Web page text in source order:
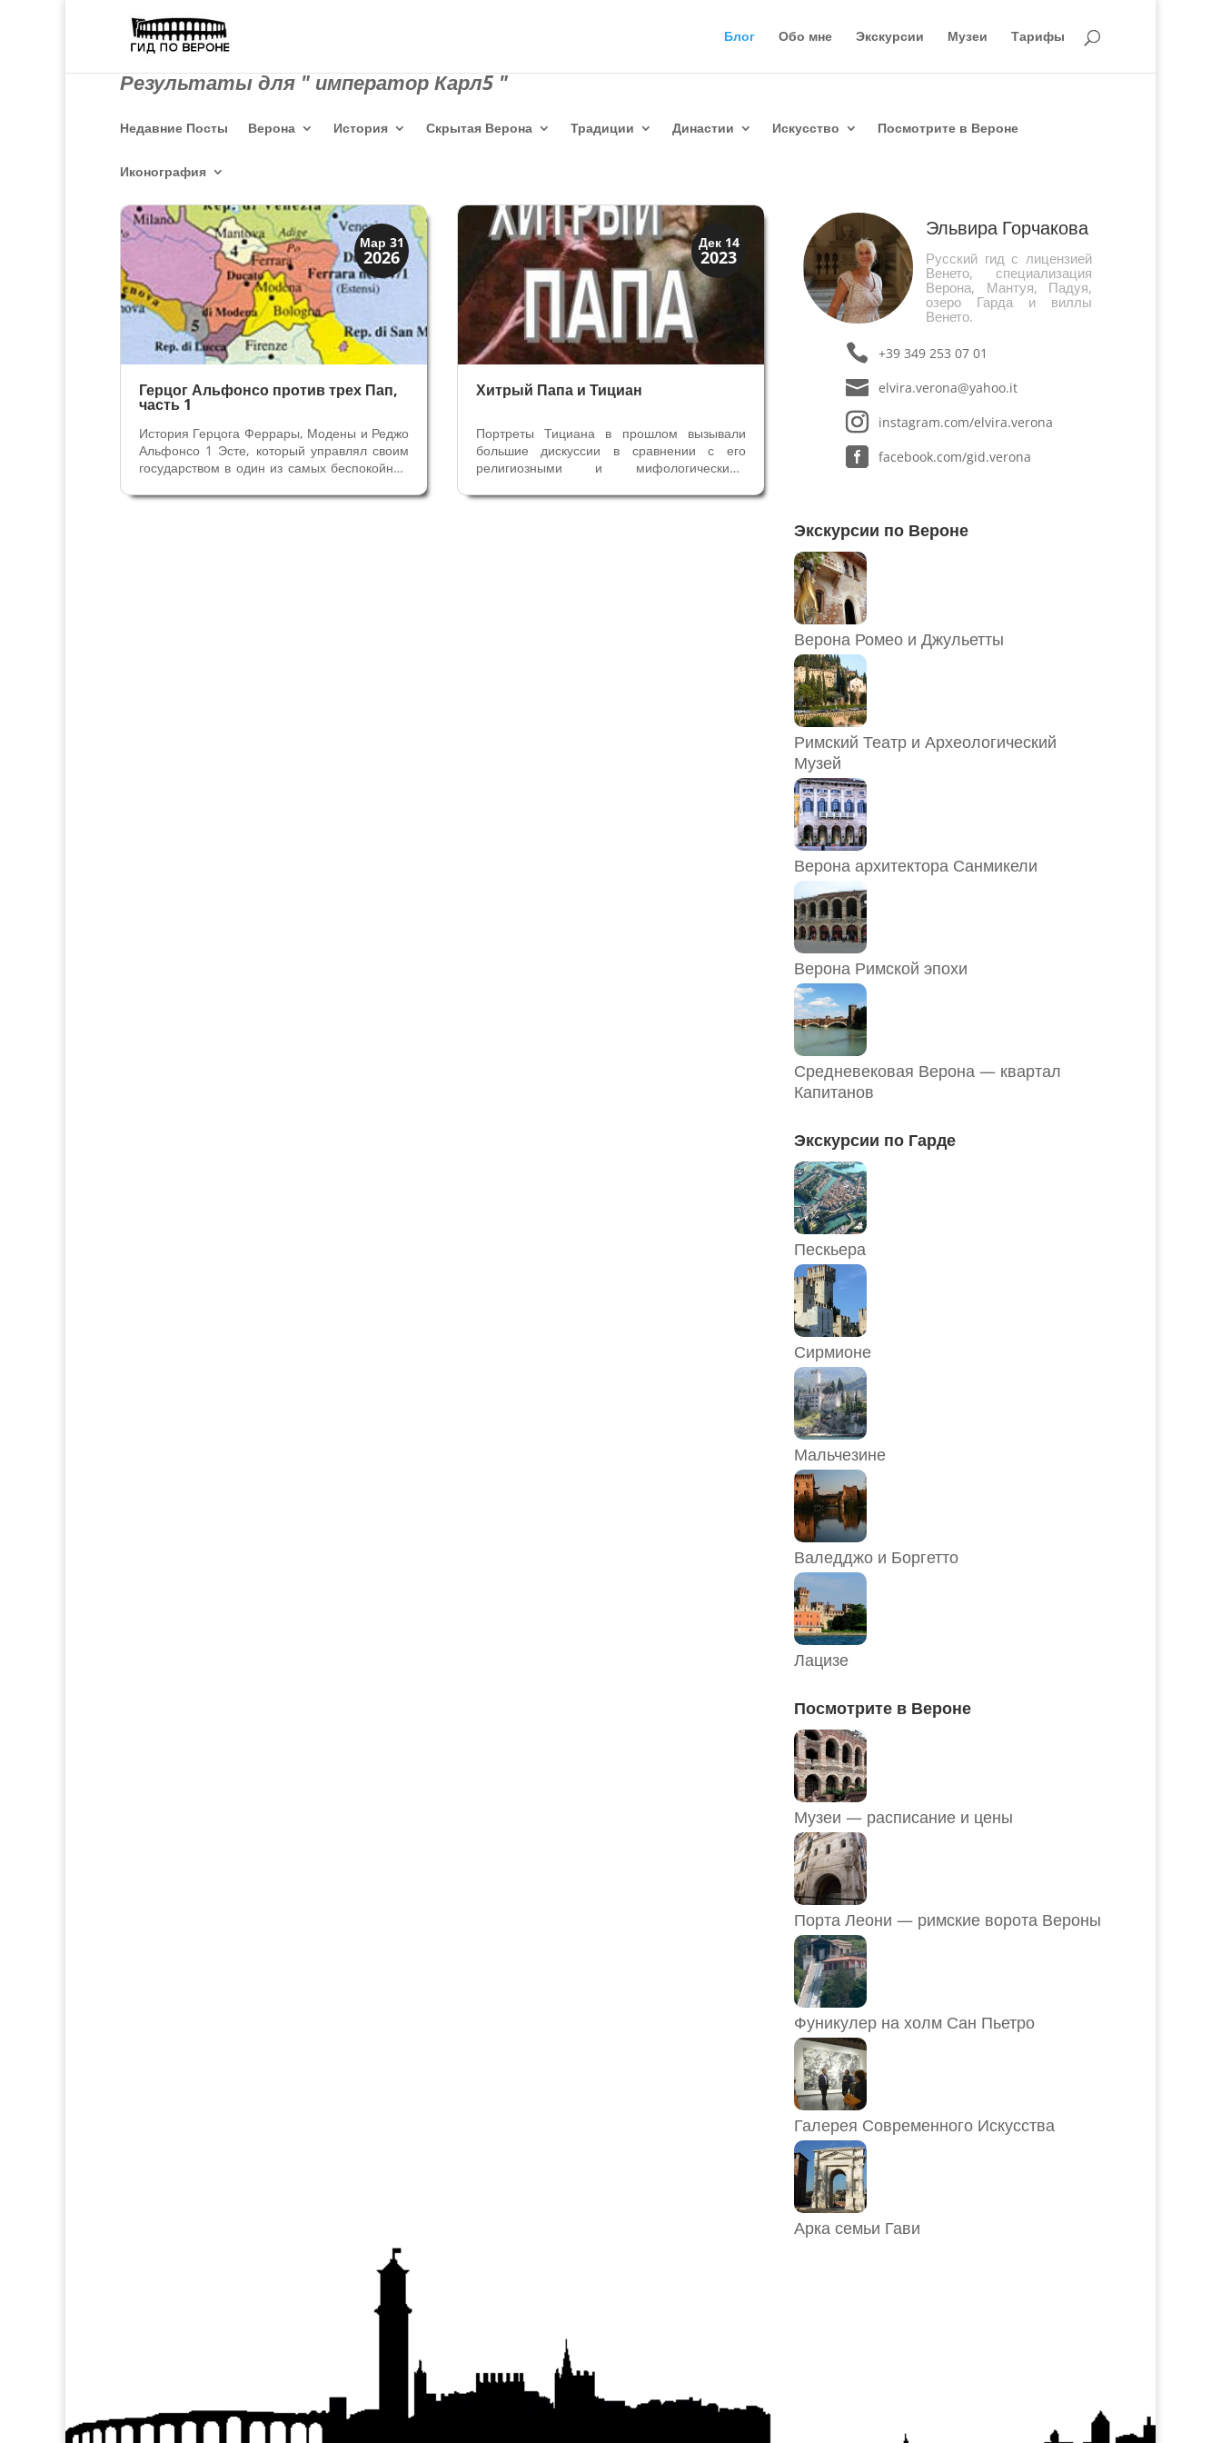
Блог Обо мне Экскурсии Музеи Тарифы
Результаты для " император Карл5 "
Недавние Посты Верона История Скрытая Верона Традиции Династии Искусство Посмотрите в Вероне
Иконография
Мар 31
2026
Династии
Мантуя и Феррара
Герцог Альфонсо против трех Пап,
часть 1
История Герцога Феррары, Модены и Реджо
Альфонсо 1 Эсте, который управлял своим
государством в один из самых беспокойных
отстоял Феррару. Государство у Альфонсо
Дек 14
2023
Иконография
Портреты
Хитрый Папа и Тициан
Портреты Тициана в прошлом вызывали
большие дискуссии в сравнении с его
религиозными и мифологическими
портретов Папы Павла III. Тициан написал
Эльвира Горчакова
Русский гид с лицензией
Венето, специализация
Верона, Мантуя, Падуя,
озеро Гарда и виллы
Венето.
+39 349 253 07 01
elvira.verona@yahoo.it
instagram.com/elvira.verona
facebook.com/gid.verona
Экскурсии по Вероне
Верона Ромео и Джульетты
Римский Театр и Археологический
Музей
Верона архитектора Санмикели
Верона Римской эпохи
Средневековая Верона — квартал
Капитанов
Экскурсии по Гарде
Пескьера
Сирмионе
Мальчезине
Валедджо и Боргетто
Лацизе
Посмотрите в Вероне
Музеи — расписание и цены
Порта Леони — римские ворота Вероны
Фуникулер на холм Сан Пьетро
Галерея Современного Искусства
Арка семьи Гави